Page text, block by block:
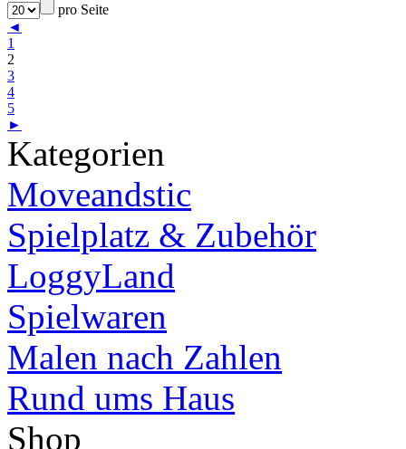
pro Seite
◄
1
2
3
4
5
►
Kategorien
Moveandstic
Spielplatz & Zubehör
LoggyLand
Spielwaren
Malen nach Zahlen
Rund ums Haus
Shop